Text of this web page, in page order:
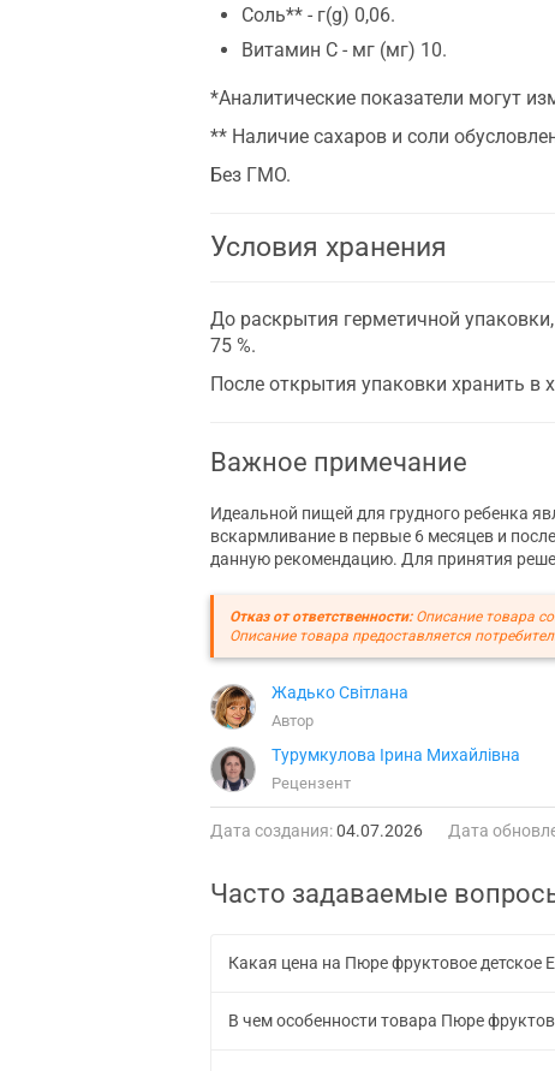
Соль** - г(g) 0,06.
Витамин С - мг (мг) 10.
*Аналитические показатели могут
** Наличие сахаров и соли
Без ГМО.
Условия хранения
До раскрытия герметичной
75 %.
После открытия упаковки хранить в
Важное примечание
Идеальной пищей для грудного ребенка
вскармливание в первые 6 месяцев и
данную рекомендацию. Для принятия
Отказ от ответственности:Описание товара
Описание товара предоставляется
Жадько Світлана
Автор
Турумкулова Ірина Михайлівна
Рецензент
Дата создания:04.07.2026 Дата
Часто задаваемые
Какая цена на Пюре фруктовое детское
В чем особенности товара Пюре